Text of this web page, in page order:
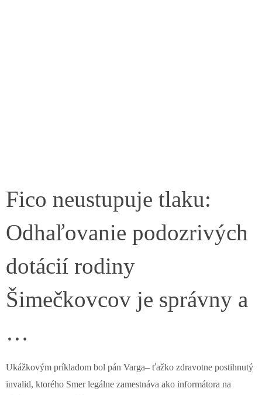
Fico neustupuje tlaku:
Odhaľovanie podozrivých
dotácií rodiny
Šimečkovcov je správny a
…
Ukážkovým príkladom bol pán Varga– ťažko zdravotne postihnutý
invalid, ktorého Smer legálne zamestnáva ako informátora na